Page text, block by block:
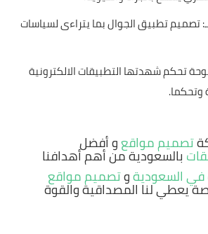
تصميم تطبيق الجوال بما يتراءى لسياسات
تحكم شهدتها التطبيقات الالكترونية
وتحكما.
تصميم مواقعو أفضل
بالسعودية من أهم أهدافنا
في السعوديةوتصميم مواقع
يعطي لنا المصداقية والقوة